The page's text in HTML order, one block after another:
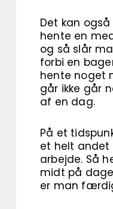
Det kan
hente en
og så slår
forbi en
hente noget
går ikke går
af en dag.
På et
et helt andet
arbejde. Så
midt på
er man